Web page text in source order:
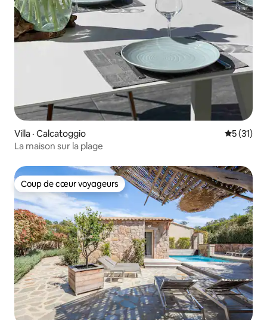
Villa · Calcatoggio Note
5 (31)
La maison sur la plage
Coup de cœur voyageurs
Coup de cœur voyageurs